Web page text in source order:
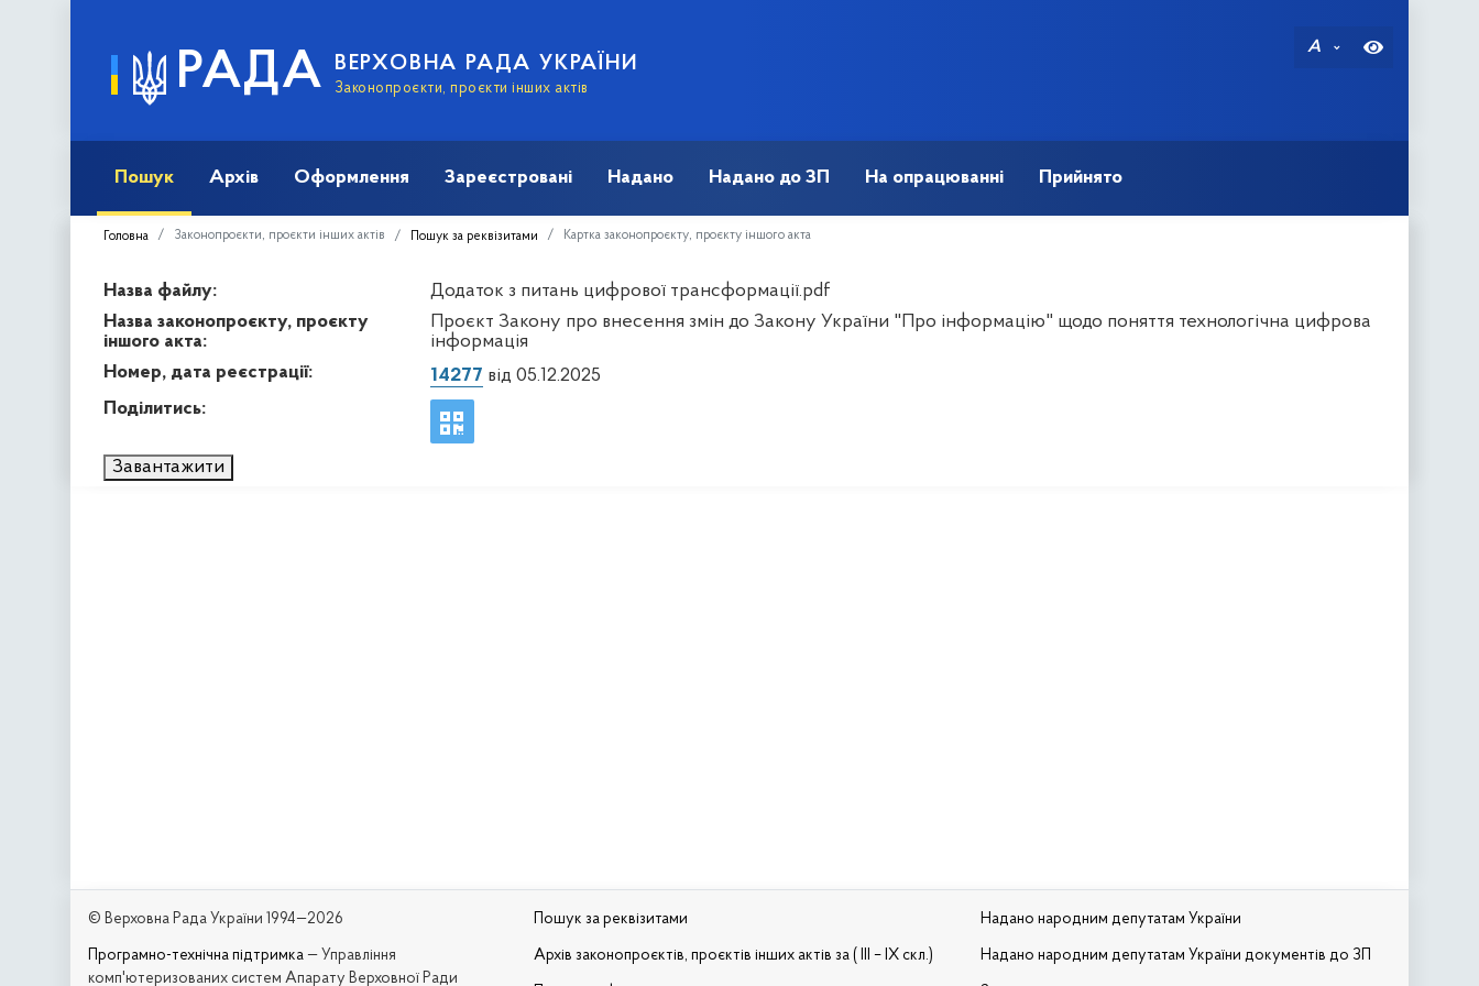
РАДА ВЕРХОВНА РАДА УКРАЇНИ
Законопроєкти, проєкти інших актів
A
Пошук Архів Оформлення Зареєстровані Надано Надано до ЗП На опрацюванні Прийнято
Головна Законопроєкти, проєкти інших актів Пошук за реквізитами Картка законопроєкту, проєкту іншого акта
Назва файлу:
Додаток з питань цифрової трансформації.pdf
Назва законопроєкту, проєкту
іншого акта:
Проєкт Закону про внесення змін до Закону України "Про інформацію" щодо поняття технологічна цифрова
інформація
Номер, дата реєстрації:
14277 від 05.12.2025
Поділитись:
Завантажити
© Верховна Рада України 1994—2026
Програмно-технічна підтримка — Управління
комп'ютеризованих систем Апарату Верховної Ради
Пошук за реквізитами
Архів законопроєктів, проєктів інших актів за ( III – IX скл.)
Надано народним депутатам України
Надано народним депутатам України документів до ЗП